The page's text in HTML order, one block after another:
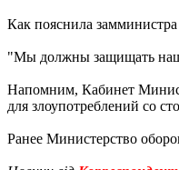
Как пояснила
"Мы должны защищать нашу
Напомним, Кабинет
для злоупотреблений со
Ранее Министерство